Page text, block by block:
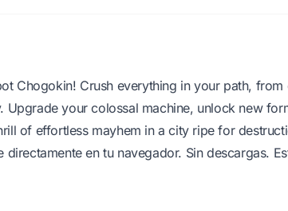
Chogokin! Crush everything in your path, from
Upgrade your colossal machine, unlock new
of effortless mayhem in a city ripe for
en tu navegador. Sin descargas.